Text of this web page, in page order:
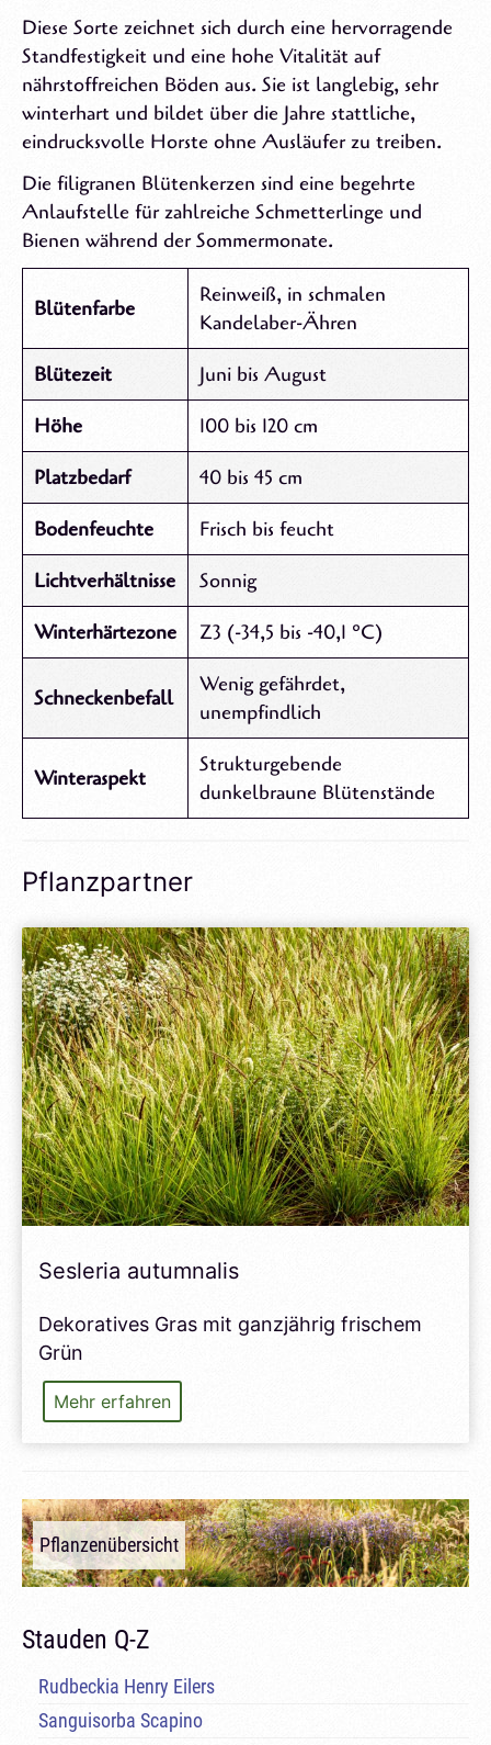
Diese Sorte zeichnet sich durch eine hervorragende
Standfestigkeit und eine hohe Vitalität auf
nährstoffreichen Böden aus. Sie ist langlebig, sehr
winterhart und bildet über die Jahre stattliche,
eindrucksvolle Horste ohne Ausläufer zu treiben.
Die filigranen Blütenkerzen sind eine begehrte
Anlaufstelle für zahlreiche Schmetterlinge und
Bienen während der Sommermonate.
Blütenfarbe
Reinweiß, in schmalen
Kandelaber-Ähren
Blütezeit
Juni bis August
Höhe
100 bis 120 cm
Platzbedarf
40 bis 45 cm
Bodenfeuchte
Frisch bis feucht
Lichtverhältnisse
Sonnig
Winterhärtezone
Z3 (-34,5 bis -40,1 °C)
Schneckenbefall
Wenig gefährdet,
unempfindlich
Winteraspekt
Strukturgebende
dunkelbraune Blütenstände
Pflanzpartner
Sesleria autumnalis
Dekoratives Gras mit ganzjährig frischem
Grün
Mehr erfahrenSesleria
autumnalis
Pflanzenübersicht
Stauden Q-Z
Rudbeckia Henry Eilers
Sanguisorba Scapino